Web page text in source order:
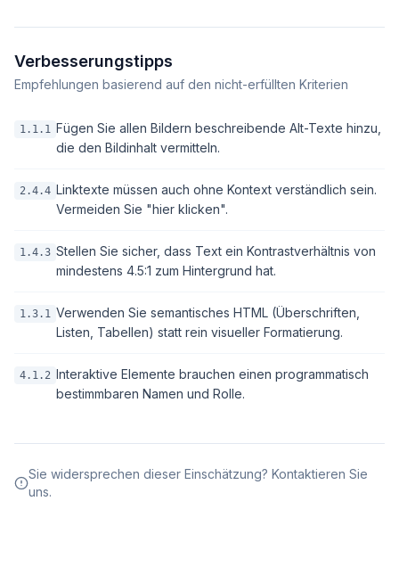
Verbesserungstipps
Empfehlungen basierend auf den nicht-erfüllten Kriterien
1.1.1 Fügen Sie allen Bildern beschreibende Alt-Texte hinzu,
die den Bildinhalt vermitteln.
2.4.4 Linktexte müssen auch ohne Kontext verständlich sein.
Vermeiden Sie "hier klicken".
1.4.3 Stellen Sie sicher, dass Text ein Kontrastverhältnis von
mindestens 4.5:1 zum Hintergrund hat.
1.3.1 Verwenden Sie semantisches HTML (Überschriften,
Listen, Tabellen) statt rein visueller Formatierung.
4.1.2 Interaktive Elemente brauchen einen programmatisch
bestimmbaren Namen und Rolle.
Sie widersprechen dieser Einschätzung? Kontaktieren Sie
uns.